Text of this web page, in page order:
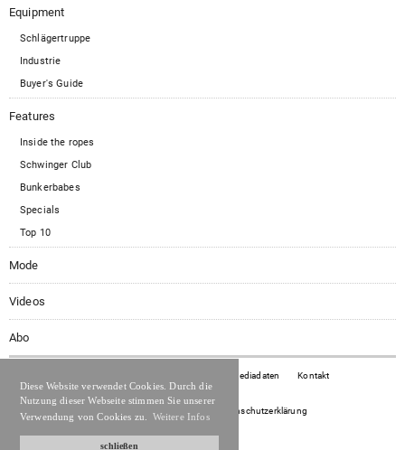
Diese Website verwendet Cookies. Durch die
Nutzung dieser Webseite stimmen Sie unserer
Verwendung von Cookies zu.
Weitere Infos
schließen
Equipment
Schlägertruppe
Industrie
Buyer's Guide
Features
Inside the ropes
Schwinger Club
Bunkerbabes
Specials
Top 10
Mode
Videos
Abo
Mediadaten Kontakt
Datenschutzerklärung